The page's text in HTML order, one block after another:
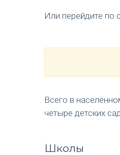
Или перейдите по
Всего в
четыре детских
Школы